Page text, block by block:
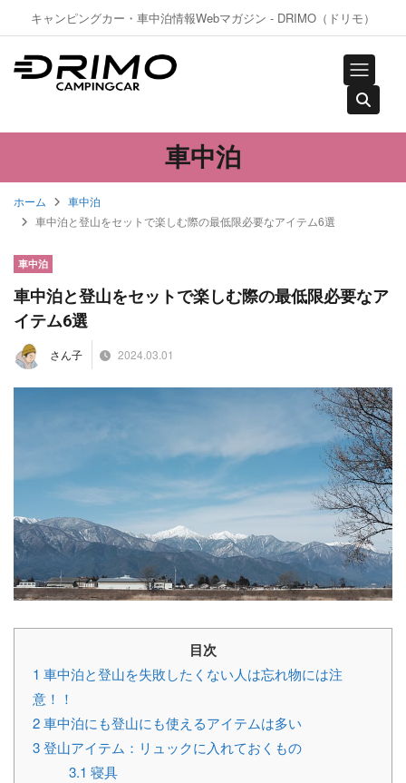
キャンピングカー・車中泊情報Webマガジン - DRIMO（ドリモ）
車中泊
ホーム
車中泊
車中泊と登山をセットで楽しむ際の最低限必要なアイテム6選
車中泊
車中泊と登山をセットで楽しむ際の最低限必要なア
イテム6選
さん子 2024.03.01
目次
1 車中泊と登山を失敗したくない人は忘れ物には注
意！！
2車中泊にも登山にも使えるアイテムは多い
3登山アイテム：リュックに入れておくもの
3.1 寝具